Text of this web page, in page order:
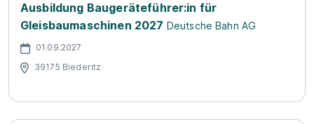
Ausbildung Baugeräteführer:in für
Gleisbaumaschinen 2027 Deutsche Bahn AG
01.09.2027
39175 Biederitz